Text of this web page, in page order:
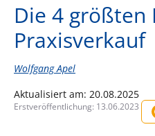
Die 4 größten
Praxisverkauf
Wolfgang Apel
Aktualisiert am: 20.08.2025
Erstveröffentlichung: 13.06.2023